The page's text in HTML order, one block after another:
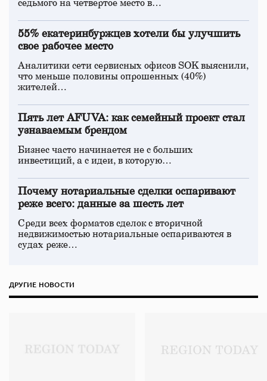
седьмого на четвертое место в…
55% екатеринбуржцев хотели бы улучшить
свое рабочее место
Аналитики сети сервисных офисов SOK выяснили,
что меньше половины опрошенных (40%)
жителей…
Пять лет AFUVA: как семейный проект стал
узнаваемым брендом
Бизнес часто начинается не с больших
инвестиций, а с идеи, в которую…
Почему нотариальные сделки оспаривают
реже всего: данные за шесть лет
Среди всех форматов сделок с вторичной
недвижимостью нотариальные оспариваются в
судах реже…
ДРУГИЕ НОВОСТИ